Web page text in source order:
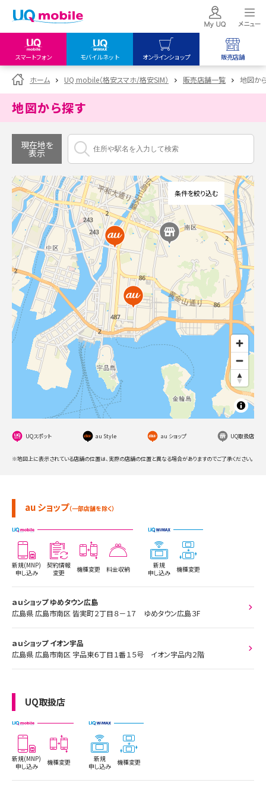
スマートフォン モバイルネット オンラインショップ 販売店舗
my UQ WiMAX
UQ WiMAX ご契約の方
My UQ mobile
UQ mobile
UQ mobile
オンラインショップ
UQ WiMAX
UQ mobile
販売店舗
UQ WiMAX
ホーム UQ mobile（格安スマホ/格安SIM） 販売店舗一覧 地図か
地図から探す
現在地を
表示
条件を絞り込む
UQスポット au Style au ショップ UQ取扱店
※地図上に表示されている店舗の位置は、実際の店舗の位置と異なる場合がありますのでご了承ください。
au ショップ（一部店舗を除く）
新規(MNP)
申し込み
契約情報
変更
機種変更 料金収納
新規
申し込み
機種変更
ａｕショップ ゆめタウン広島
広島県 広島市南区 皆実町２丁目８－１７ ゆめタウン広島３F
ａｕショップ イオン宇品
広島県 広島市南区 宇品東６丁目１番１５号 イオン宇品内２階
UQ取扱店
新規(MNP)
申し込み
機種変更
新規
申し込み
機種変更